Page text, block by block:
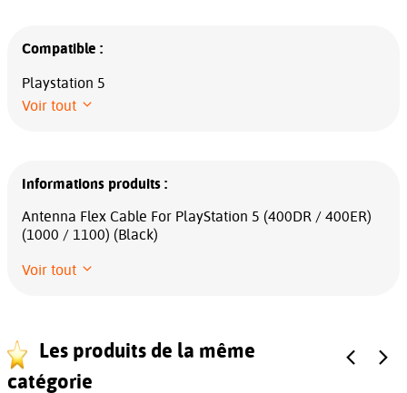
Compatible :
Playstation 5
Voir tout
Informations produits :
Antenna Flex Cable For PlayStation 5 (400DR / 400ER)
(1000 / 1100) (Black)
Voir tout
Les produits de la même
catégorie